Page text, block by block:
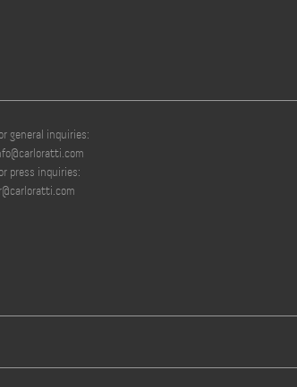
general inquiries:
press inquiries: